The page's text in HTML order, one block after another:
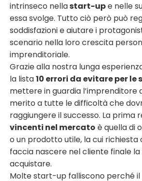
intrinseco nellastart-upe nelle
essa svolge. Tutto ciò però può
soddisfazioni e aiutare i
scenario nella loro crescita
imprenditoriale.
Grazie alla nostra lunga
la lista10 errori da evitare per
mettere in guardia l’imprenditore
merito a tutte le difficoltà che
raggiungere il successo. La prima
vincenti nel mercato è quella di
o un prodotto utile, la cui richiesta
faccia nascere nel cliente finale la
acquistare.
Molte start-up falliscono perché